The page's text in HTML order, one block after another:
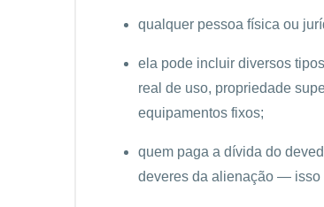
qualquer pessoa física ou
ela pode incluir diversos
real de uso, propriedade
equipamentos fixos;
quem paga a dívida do
deveres da alienação — isso